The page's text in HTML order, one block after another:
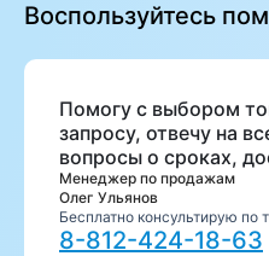
Воспользуйтесь
Помогу с выбором
запросу, отвечу на
вопросы о сроках,
Менеджер по продажам
Олег Ульянов
Бесплатно консультирую по
8-812-424-18-63